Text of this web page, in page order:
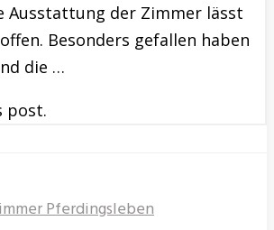
Ausstattung der Zimmer lässt
Besonders gefallen haben
die …
post.
Pferdingsleben